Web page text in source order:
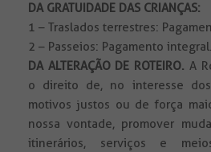
DA GRATUIDADE DAS CRIANÇAS:
1 – Traslados terrestres:
2 – Passeios: Pagamento integral.
DA ALTERAÇÃO DE ROTEIRO. A
o direito de, no interesse
motivos justos ou de força
nossa vontade, promover
itinerários, serviços e